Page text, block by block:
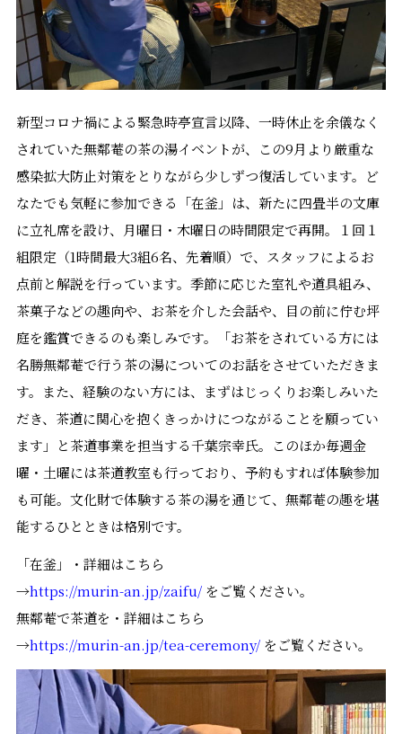
新型コロナ禍による緊急時亭宣言以降、一時休止を余儀なく
されていた無鄰菴の茶の湯イベントが、この9月より厳重な
感染拡大防止対策をとりながら少しずつ復活しています。ど
なたでも気軽に参加できる「在釜」は、新たに四畳半の文庫
に立礼席を設け、月曜日・木曜日の時間限定で再開。１回１
組限定（1時間最大3組6名、先着順）で、スタッフによるお
点前と解説を行っています。季節に応じた室礼や道具組み、
茶菓子などの趣向や、お茶を介した会話や、目の前に佇む坪
庭を鑑賞できるのも楽しみです。「お茶をされている方には
名勝無鄰菴で行う茶の湯についてのお話をさせていただきま
す。また、経験のない方には、まずはじっくりお楽しみいた
だき、茶道に関心を抱くきっかけにつながることを願ってい
ます」と茶道事業を担当する千葉宗幸氏。このほか毎週金
曜・土曜には茶道教室も行っており、予約もすれば体験参加
も可能。文化財で体験する茶の湯を通じて、無鄰菴の趣を堪
能するひとときは格別です。
「在釜」・詳細はこちら
→https://murin-an.jp/zaifu/ をご覧ください。
無鄰菴で茶道を・詳細はこちら
→https://murin-an.jp/tea-ceremony/ をご覧ください。